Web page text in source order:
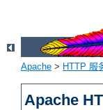
Apache > HTTP 服
Apache